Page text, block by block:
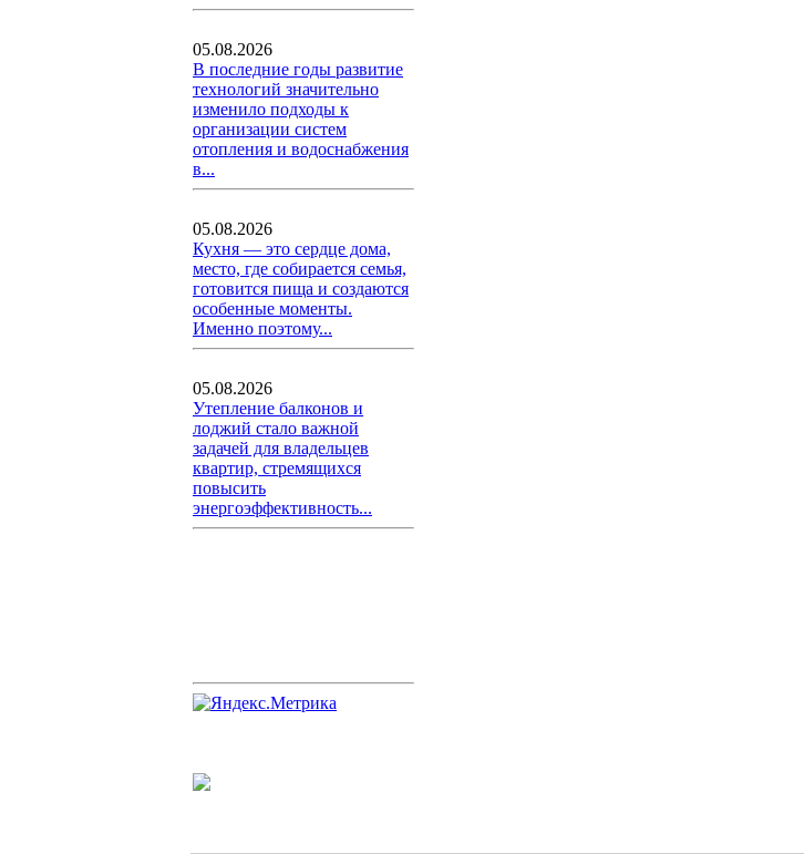
05.08.2026
В последние годы развитие
технологий значительно
изменило подходы к
организации систем
отопления и водоснабжения
в...
05.08.2026
Кухня — это сердце дома,
место, где собирается семья,
готовится пища и создаются
особенные моменты.
Именно поэтому...
05.08.2026
Утепление балконов и
лоджий стало важной
задачей для владельцев
квартир, стремящихся
повысить
энергоэффективность...